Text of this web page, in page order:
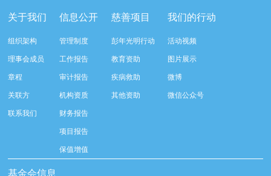
先生依次为新一任理事长徐滨先生及秘
新起点上，基金会将始终坚守创立初
心，继续沿着余彭年先生的慈善足迹稳
步前行：一方面将持续巩固已有的品牌
公益项目优势，把帮扶资源更精准地向
索适配新时代公益环境的创新路径，联
动更多社会爱心力量，搭建更透明、更
阔的角落，用实际行动践行"取之于社
会、用之于社会"的公益承诺。未来，
余彭年慈善基金会将在新一届理事会的
带领下，以更饱满的热忱投身公益慈善
家中。简朴的乡村民居陈设简单，老人
往日家中大大小小的农活，全都压在了
老伴一人肩上。此前季爷爷的左眼早已
彻底失明，卧床的日子里视野一片昏
暗，行动受限再加上双目近乎失明，老
人常常对往后的生活满心忧虑。得益于
去年项目开展的右眼手术，如今他的右
眼重获视力，平日里能够看清手机屏
幕，简单的日常起居也可以自己打理不
少。聊天的时候季爷爷语气满是庆
幸：“本来走路就不利索，要是双眼都
看不见，真的不敢设想往后的日子。现
覆盖，加强术后随访与科普宣传，同时
仪式后余彭年慈善基金会一行实地探访
了项目实施的一线情况，详细了解了患
流程就诊环节。 探访结束后，我们一行
开始对参与项目的患者进行了随机的回
项目的患者进行了随机的回访。居住在
松山区三道井子村的王奶奶左眼一直视
检查治疗。村里的赵书记在走访过程中
发生了怎样的变化。“现在能看清菜苗
来到涟源市渡头塘乡洪家村。72岁的曾
爷爷正在自家菜地里忙碌。他曾是村里
见，另一只眼睛的视力也越来越差。以
前，他看不清鱼塘的水位，也分不清菜
术后，眼睛亮堂多了！”老人笑着说。
现在，他能清楚地看到鱼塘里鱼儿游动
杂草。尽管手部有残疾，但他在田埂上
关于我们
组织架构
理事会成员
章程
关联方
联系我们
信息公开
管理制度
工作报告
审计报告
机构资质
财务报告
项目报告
保值增值
慈善项目
彭年光明行动
教育资助
疾病救助
其他资助
我们的行动
活动视频
图片展示
微博
微信公众号
基金会信息